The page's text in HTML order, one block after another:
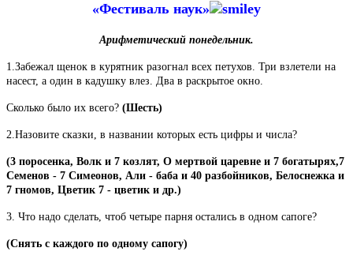
«Фестиваль наук»
Арифметический понедельник.
1.Забежал щенок в курятник разогнал всех петухов. Три взлетели на
насест, а один в кадушку влез. Два в раскрытое окно.
Сколько было их всего? (Шесть)
2.Назовите сказки, в названии которых есть цифры и числа?
(3 поросенка, Волк и 7 козлят, О мертвой царевне и 7 богатырях,7
Семенов - 7 Симеонов, Али - баба и 40 разбойников, Белоснежка и
7 гномов, Цветик 7 - цветик и др.)
3. Что надо сделать, чтоб четыре парня остались в одном сапоге?
(Снять с каждого по одному сапогу)